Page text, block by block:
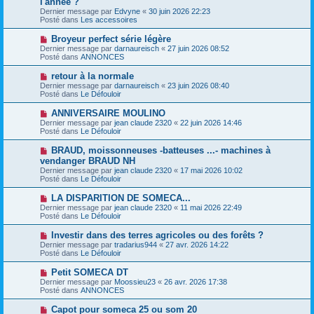
a
g
e
u
m
e
s
s
a
g
e
u
v
e
a
m
e
s
s
a
g
e
Dernier message par Edvyne « 30 juin 2026 22:23
Posté dans Les accessoires
N
o
u
v
a
u
m
e
s
s
a
g
e
Broyeur perfect série légère
Dernier message par darnaureisch « 27 juin 2026 08:52
Posté dans ANNONCES
N
o
u
v
a
u
m
e
s
a
g
e
retour à la normale
Dernier message par darnaureisch « 23 juin 2026 08:40
Posté dans Le Défouloir
N
o
u
v
e
a
u
m
e
s
s
a
g
e
ANNIVERSAIRE MOULINO
Dernier message par jean claude 2320 « 22 juin 2026 14:46
Posté dans Le Défouloir
N
u
v
e
a
m
e
s
s
a
g
e
BRAUD, moissonneuses -batteuses ...- machines à
vendanger BRAUD NH
Dernier message par jean claude 2320 « 17 mai 2026 10:02
Posté dans Le Défouloir
N
o
u
v
e
a
u
m
e
s
a
g
e
LA DISPARITION DE SOMECA...
Dernier message par jean claude 2320 « 11 mai 2026 22:49
Posté dans Le Défouloir
N
o
u
v
e
a
u
m
e
s
Investir dans des terres agricoles ou des forêts ?
Dernier message par tradarius944 « 27 avr. 2026 14:22
Posté dans Le Défouloir
N
o
u
v
a
Petit SOMECA DT
Dernier message par Moossieu23 « 26 avr. 2026 17:38
Posté dans ANNONCES
NCapot pour someca 25 ou som 20